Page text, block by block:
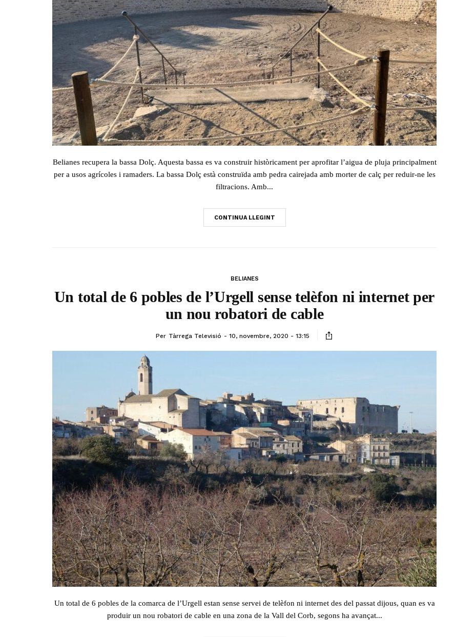
Belianes recupera la bassa Dolç. Aquesta bassa es va construir històricament per aprofitar l’aigua de pluja principalment
per a usos agrícoles i ramaders. La bassa Dolç està construïda amb pedra cairejada amb morter de calç per reduir-ne les
filtracions. Amb...
CONTINUA LLEGINT
BELIANES
Un total de 6 pobles de l’Urgell sense telèfon ni internet per
un nou robatori de cable
Per Tàrrega Televisió 10, novembre, 2020 - 13:15
Un total de 6 pobles de la comarca de l’Urgell estan sense servei de telèfon ni internet des del passat dijous, quan es va
produir un nou robatori de cable en una zona de la Vall del Corb, segons ha avançat...